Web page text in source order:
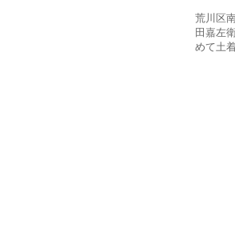
荒川区
田嘉左
めて土